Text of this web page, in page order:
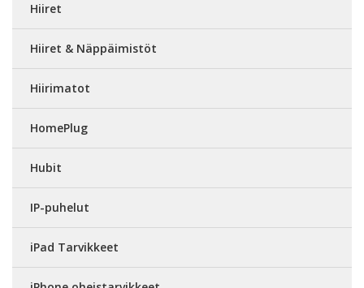
Hiiret
Hiiret & Näppäimistöt
Hiirimatot
HomePlug
Hubit
IP-puhelut
iPad Tarvikkeet